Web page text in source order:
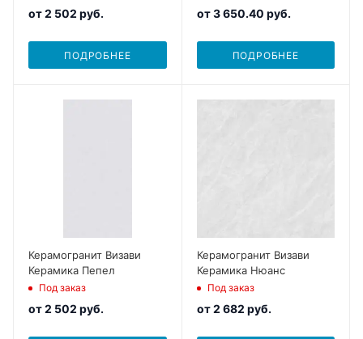
от2 502 руб.
ПОДРОБНЕЕ
от3 650.40 руб.
ПОДРОБНЕЕ
Керамогранит Визави
Керамика Пепел
Под заказ
от2 502 руб.
Керамогранит Визави
Керамика Нюанс
Под заказ
от2 682 руб.